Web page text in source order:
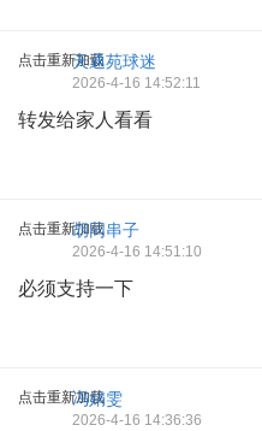
点击重新加载天通苑球迷
2026-4-16 14:52:11
转发给家人看看
点击重新加载胡同串子
2026-4-16 14:51:10
必须支持一下
点击重新加载
冯娟雯
2026-4-16 14:36:36